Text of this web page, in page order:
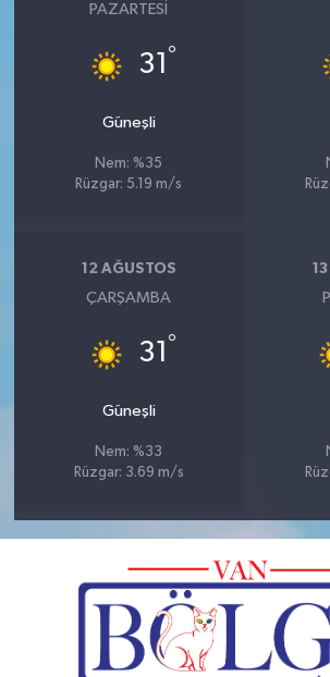
PAZARTESI
31 °
Güneşli
Nem: %35
Rüzgar: 5.19 m/s
12 AĞUSTOS
ÇARŞAMBA
31 °
Güneşli
Nem: %33
Rüzgar: 3.69 m/s